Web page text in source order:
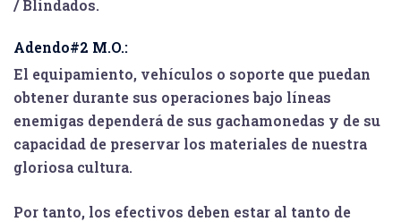
/ Blindados.
Adendo#2 M.O.:
El equipamiento, vehículos o soporte que puedan
obtener durante sus operaciones bajo líneas
enemigas dependerá de sus gachamonedas y de su
capacidad de preservar los materiales de nuestra
gloriosa cultura.
Por tanto, los efectivos deben estar al tanto de